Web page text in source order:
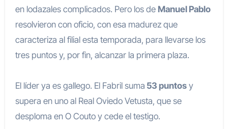
en lodazales complicados. Pero los de Manuel Pablo
resolvieron con oficio, con esa madurez que
caracteriza al filial esta temporada, para llevarse los
tres puntos y, por fin, alcanzar la primera plaza.
El líder ya es gallego. El Fabril suma 53 puntosy
supera en uno al Real Oviedo Vetusta, que se
desploma en O Couto y cede el testigo.